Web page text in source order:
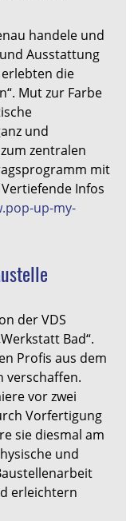
handele und
Ausstattung
die
Mut zur Farbe
und
zentralen
mit
Infos
up-my-
der VDS
Bad“.
Profis aus dem
verschaffen.
vor zwei
Vorfertigung
sie diesmal am
und
erleichtern